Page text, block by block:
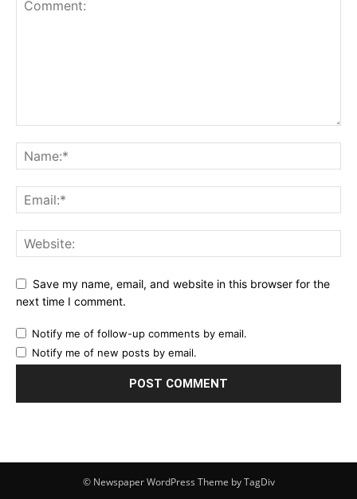
Save my name, email, and website in this browser for the
next time I comment.
Notify me of follow-up comments by email.
Notify me of new posts by email.
© Newspaper WordPress Theme by TagDiv